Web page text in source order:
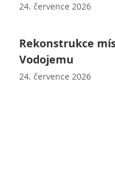
24. července 2026
Rekonstrukce
Vodojemu
24. července 2026